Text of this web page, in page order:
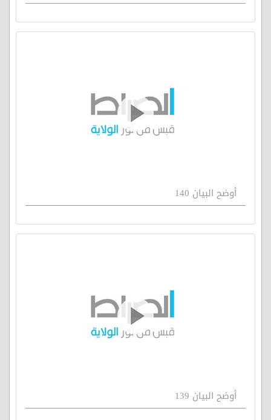
أوضح البيان 140
أوضح البيان 139